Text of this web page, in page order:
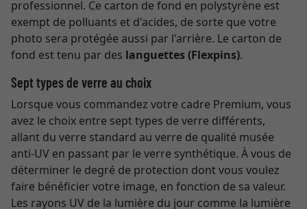
professionnel. Ce carton de fond en polystyrène est
exempt de polluants et d'acides, de sorte que votre
photo sera protégée aussi par l'arrière. Le carton de
fond est tenu par des languettes (Flexpins).
Sept types de verre au choix
Lorsque vous commandez votre cadre Premium, vous
avez le choix entre sept types de verre différents,
allant du verre standard au verre de qualité musée
anti-UV en passant par le verre synthétique. À vous de
déterminer le degré de protection dont vous voulez
faire bénéficier votre image, en fonction de sa valeur.
Les rayons UV de la lumière du jour comme la lumière